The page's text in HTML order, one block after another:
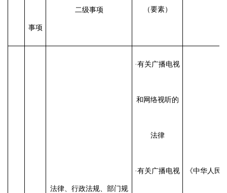
（要素）
事项
二级事项
法律、行政法规、部门规
·有关广播电视
和网络视听的
法律
·有关广播电视 《中华人民